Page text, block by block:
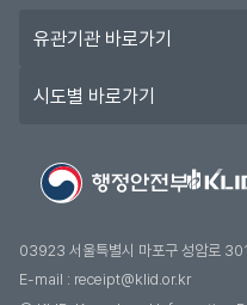
관
도
기
03923 서울특별시 마포구 성암로 301
E-mail : receipt@klid.or.kr